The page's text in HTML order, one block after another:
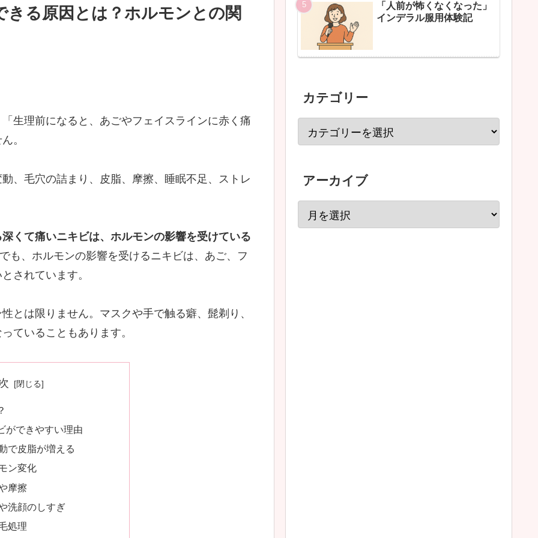
る原因とは？ホルモンとの関
生理前になると、あごやフェイスラインに赤く痛
。
、毛穴の詰まり、皮脂、摩擦、睡眠不足、ストレ
くて痛いニキビは、ホルモンの影響を受けている
も、ホルモンの影響を受けるニキビは、あご、フ
されています。
とは限りません。マスクや手で触る癖、髭剃り、
ていることもあります。
ができやすい理由
で皮脂が増える
ン変化
摩擦
洗顔のしすぎ
処理
「人前が怖くなくなった」
インデラル服用体験記
カテゴリー
アーカイブ